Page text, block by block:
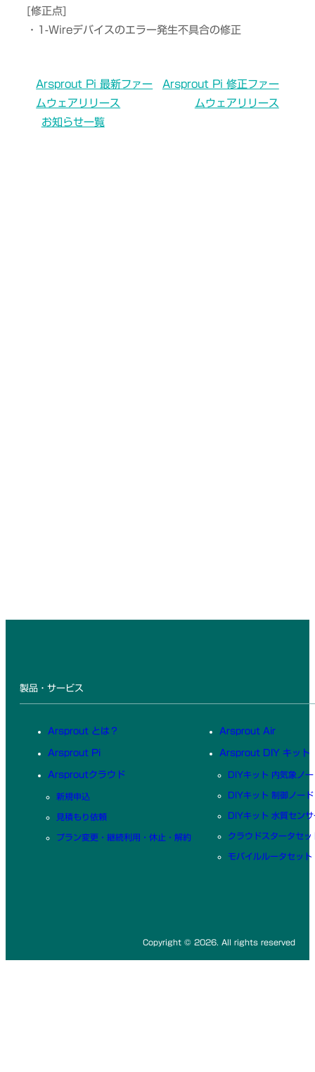
[修正点]
・1-Wireデバイスのエラー発生不具合の修正
Arsprout Pi 最新ファー
ムウェアリリース
Arsprout Pi 修正ファー
ムウェアリリース
お知らせ一覧
製品・サービス
Arsprout とは？
Arsprout Pi
Arsproutクラウド
新規申込
見積もり依頼
プラン変更・継続利用・休止・解約
Arsprout Air
Arsprout DIY キット
DIYキット 内気象ノー
DIYキット 制御ノード
DIYキット 水質センサ
クラウドスタータセッ
モバイルルータセット
Copyright © 2026. All rights reserved